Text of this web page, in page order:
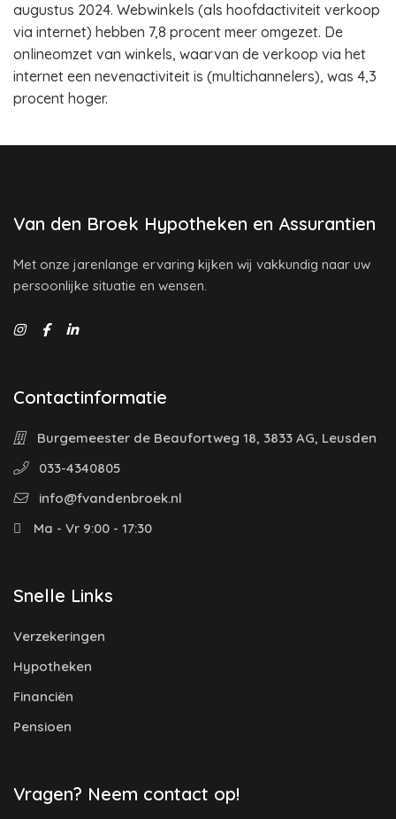
augustus 2024. Webwinkels (als hoofdactiviteit verkoop
via internet) hebben 7,8 procent meer omgezet. De
onlineomzet van winkels, waarvan de verkoop via het
internet een nevenactiviteit is (multichannelers), was 4,3
procent hoger.
Van den Broek Hypotheken en Assurantien
Met onze jarenlange ervaring kijken wij vakkundig naar uw
persoonlijke situatie en wensen.
Contactinformatie
Burgemeester de Beaufortweg 18, 3833 AG, Leusden
033-4340805
info@fvandenbroek.nl
Ma - Vr 9:00 - 17:30
Snelle Links
Verzekeringen
Hypotheken
Financiën
Pensioen
Vragen? Neem contact op!